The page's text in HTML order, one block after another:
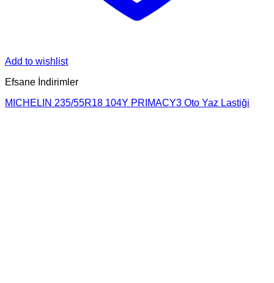
Add to wishlist
Efsane İndirimler
MICHELIN 235/55R18 104Y PRIMACY3 Oto Yaz Lastiği